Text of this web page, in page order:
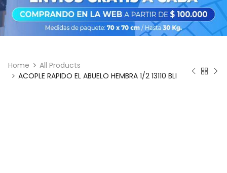
Home
All Products
ACOPLE RAPIDO EL ABUELO HEMBRA 1/2 13110 BLI